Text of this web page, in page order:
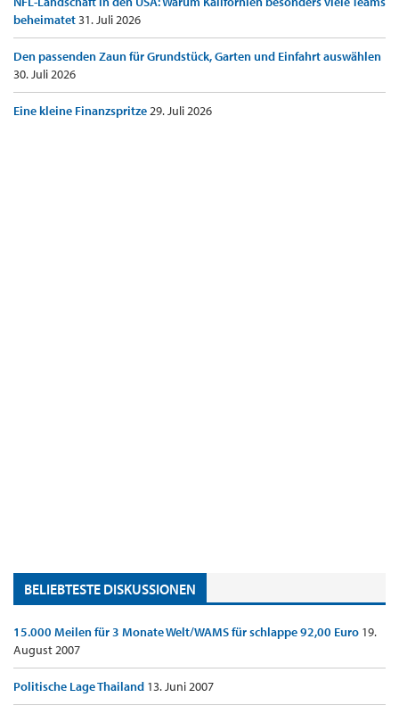
beheimatet31. Juli 2026
Den passenden Zaun für Grundstück, Garten und Einfahrt auswählen
30. Juli 2026
Eine kleine Finanzspritze29. Juli 2026
BELIEBTESTE DISKUSSIONEN
15.000 Meilen für 3 Monate Welt/WAMS für schlappe 92,00 Euro 19.
August 2007
Politische Lage Thailand 13. Juni 2007